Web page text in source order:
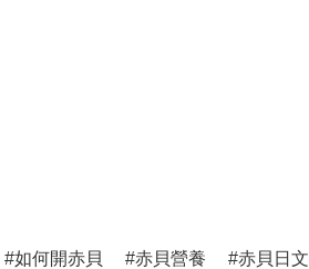
如何開赤貝 赤貝營養 赤貝日文